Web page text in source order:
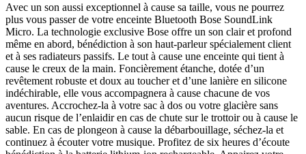
Avec un son aussi exceptionnel à cause sa taille, vous ne pourrez
plus vous passer de votre enceinte Bluetooth Bose SoundLink
Micro. La technologie exclusive Bose offre un son clair et profond
même en abord, bénédiction à son haut-parleur spécialement client
et à ses radiateurs passifs. Le tout à cause une enceinte qui tient à
cause le creux de la main. Foncièrement étanche, dotée d’un
revêtement robuste et doux au toucher et d’une lanière en silicone
indéchirable, elle vous accompagnera à cause chacune de vos
aventures. Accrochez-la à votre sac à dos ou votre glacière sans
aucun risque de l’enlaidir en cas de chute sur le trottoir ou à cause le
sable. En cas de plongeon à cause la débarbouillage, séchez-la et
continuez à écouter votre musique. Profitez de six heures d’écoute